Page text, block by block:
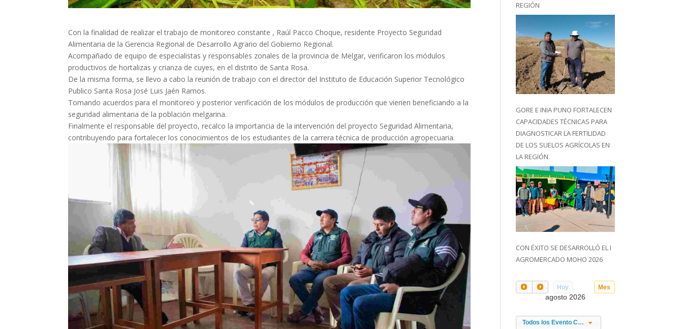
Con la finalidad de realizar el trabajo de monitoreo constante , Raúl Pacco Choque, residente Proyecto Seguridad
Alimentaria de la Gerencia Regional de Desarrollo Agrario del Gobierno Regional.
Acompañado de equipo de especialistas y responsables zonales de la provincia de Melgar, verificaron los módulos
productivos de hortalizas y crianza de cuyes, en el distrito de Santa Rosa.
De la misma forma, se llevo a cabo la reunión de trabajo con el director del Instituto de Educación Superior Tecnológico
Publico Santa Rosa José Luis Jaén Ramos.
Tomando acuerdos para el monitoreo y posterior verificación de los módulos de producción que vienen beneficiando a la
seguridad alimentaria de la población melgarina.
Finalmente el responsable del proyecto, recalco la importancia de la intervención del proyecto Seguridad Alimentaria,
contribuyendo para fortalecer los conocimientos de los estudiantes de la carrera técnica de producción agropecuaria.
REGIÓN
GORE E INIA PUNO FORTALECEN
CAPACIDADES TÉCNICAS PARA
DIAGNOSTICAR LA FERTILIDAD
DE LOS SUELOS AGRÍCOLAS EN
LA REGIÓN.
CON ÉXITO SE DESARROLLÓ EL I
AGROMERCADO MOHO 2026
Hoy Mes
agosto 2026
Todos los Evento Categories